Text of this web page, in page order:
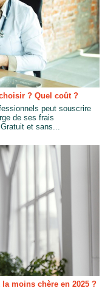
? Quel coût ?
peut souscrire
de ses frais
et sans...
moins chère en 2025 ?